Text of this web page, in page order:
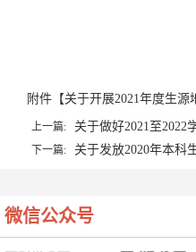
附件【关于开展2021年度生
上一篇: 关于做好2021至2022
下一篇: 关于发放2020年本科
微信公众号